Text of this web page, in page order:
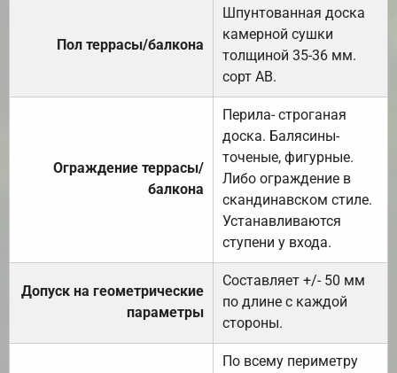
Пол террасы/балкона
Шпунтованная доска
камерной сушки
толщиной 35-36 мм.
сорт АВ.
Ограждение террасы/
балкона
Перила- строганая
доска. Балясины-
точеные, фигурные.
Либо ограждение в
скандинавском стиле.
Устанавливаются
ступени у входа.
Допуск на геометрические
параметры
Составляет +/- 50 мм
по длине с каждой
стороны.
По всему периметру